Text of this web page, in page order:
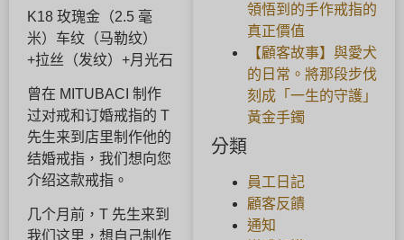
K18 玫瑰金（2.5 毫
米）车纹（马勒纹）
+拉丝（发纹）+月光石
曾在 MITUBACI 制作
过对戒和订婚戒指的 T
先生来到店里制作他的
结婚戒指，我们想向您
介绍这款戒指。
几个月前，T 先生来到
我们这里，想自己制作
領悟到的手作戒指的
真正價值
【顧客故事】與愛犬
的日常。將那段步伐
刻成「一生的守護」
黃金手鐲
分類
員工日記
顧客反饋
通知